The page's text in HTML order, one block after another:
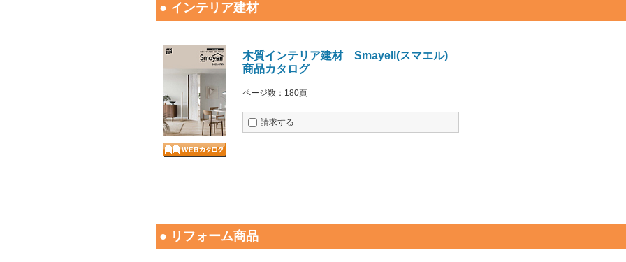
● インテリア建材
木質インテリア建材 Smayell(スマエル)
商品カタログ
ページ数：180頁
請求する
● リフォーム商品